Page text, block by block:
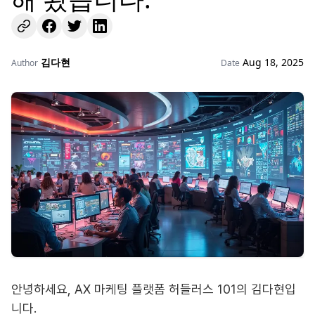
Author 김다현 Date Aug 18, 2025
안녕하세요, AX 마케팅 플랫폼 허들러스 101의 김다현입
니다.